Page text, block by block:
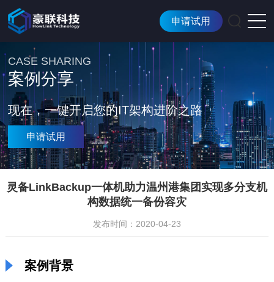
申请试用
CASE SHARING
案例分享
现在，一键开启您的IT架构进阶之路
申请试用
灵备LinkBackup一体机助力温州港集团实现多分支机
构数据统一备份容灾
发布时间：2020-04-23
案例背景